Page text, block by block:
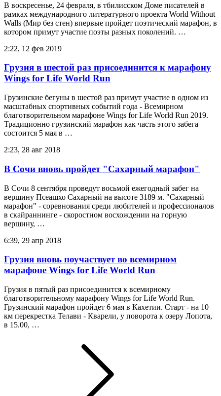
В воскресенье, 24 февраля, в тбилисском Доме писателей в
рамках международного литературного проекта World Without
Walls (Мир без стен) впервые пройдет поэтический марафон, в
котором примут участие поэты разных поколений. …
2:22, 12 фев 2019
Грузия в шестой раз присоединится к марафону
Wings for Life World Run
Грузинские бегуны в шестой раз примут участие в одном из
масштабных спортивных событий года - Всемирном
благотворительном марафоне Wings for Life World Run 2019.
Традиционно грузинский марафон как часть этого забега
состоится 5 мая в …
2:23, 28 авг 2018
В Сочи вновь пройдет "Сахарный марафон"
В Сочи 8 сентября проведут восьмой ежегодный забег на
вершину Псеашхо Сахарный на высоте 3189 м. "Сахарный
марафон" - соревнования среди любителей и профессионалов
в скайраннинге - скоростном восхождении на горную
вершину, …
6:39, 29 апр 2018
Грузия вновь поучаствует во всемирном
марафоне Wings for Life World Run
Грузия в пятый раз присоединится к всемирному
благотворительному марафону Wings for Life World Run.
Грузинский марафон пройдет 6 мая в Кахетии. Старт - на 10
км перекрестка Телави - Кварели, у поворота к озеру Лопота,
в 15.00, …